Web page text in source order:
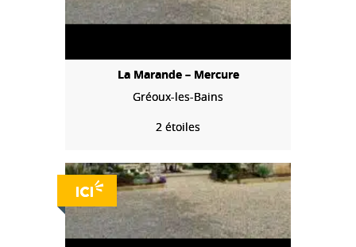
La Marande – Mercure
Gréoux-les-Bains
2 étoiles